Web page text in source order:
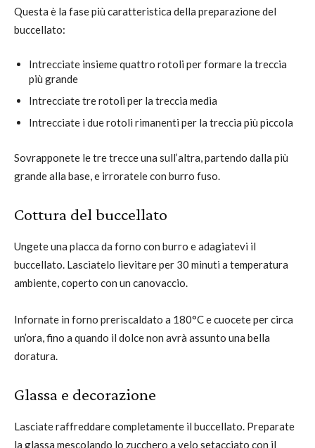
Questa è la fase più caratteristica della preparazione del
buccellato:
Intrecciate insieme quattro rotoli per formare la treccia
più grande
Intrecciate tre rotoli per la treccia media
Intrecciate i due rotoli rimanenti per la treccia più piccola
Sovrapponete le tre trecce una sull’altra, partendo dalla più
grande alla base, e irroratele con burro fuso.
Cottura del buccellato
Ungete una placca da forno con burro e adagiatevi il
buccellato. Lasciatelo lievitare per 30 minuti a temperatura
ambiente, coperto con un canovaccio.
Infornate in forno preriscaldato a 180°C e cuocete per circa
un’ora, fino a quando il dolce non avrà assunto una bella
doratura.
Glassa e decorazione
Lasciate raffreddare completamente il buccellato. Preparate
la glassa mescolando lo zucchero a velo setacciato con il